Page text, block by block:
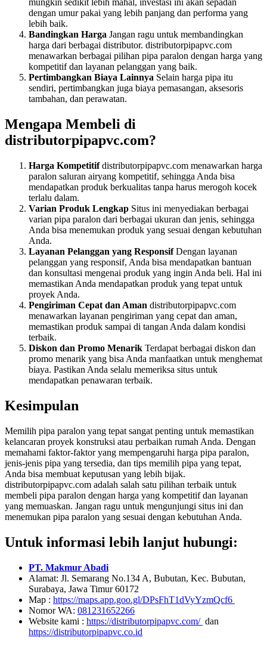
mungkin sedikit lebih mahal, investasi ini akan sepadan
dengan umur pakai yang lebih panjang dan performa yang
lebih baik.
Bandingkan Harga Jangan ragu untuk membandingkan
harga dari berbagai distributor. distributorpipapvc.com
menawarkan berbagai pilihan pipa paralon dengan harga yang
kompetitif dan layanan pelanggan yang baik.
Pertimbangkan Biaya Lainnya Selain harga pipa itu
sendiri, pertimbangkan juga biaya pemasangan, aksesoris
tambahan, dan perawatan.
Mengapa Membeli di
distributorpipapvc.com?
Harga Kompetitifdistributorpipapvc.com menawarkan harga
paralon saluran airyang kompetitif, sehingga Anda bisa
mendapatkan produk berkualitas tanpa harus merogoh kocek
terlalu dalam.
Varian Produk Lengkap Situs ini menyediakan berbagai
varian pipa paralon dari berbagai ukuran dan jenis, sehingga
Anda bisa menemukan produk yang sesuai dengan kebutuhan
Anda.
Layanan Pelanggan yang ResponsifDengan layanan
pelanggan yang responsif, Anda bisa mendapatkan bantuan
dan konsultasi mengenai produk yang ingin Anda beli. Hal ini
memastikan Anda mendapatkan produk yang tepat untuk
proyek Anda.
Pengiriman Cepat dan Aman distributorpipapvc.com
menawarkan layanan pengiriman yang cepat dan aman,
memastikan produk sampai di tangan Anda dalam kondisi
terbaik.
Diskon dan Promo Menarik Terdapat berbagai diskon dan
promo menarik yang bisa Anda manfaatkan untuk menghemat
biaya. Pastikan Anda selalu memeriksa situs untuk
mendapatkan penawaran terbaik.
Kesimpulan
Memilih pipa paralon yang tepat sangat penting untuk memastikan
kelancaran proyek konstruksi atau perbaikan rumah Anda. Dengan
memahami faktor-faktor yang mempengaruhi harga pipa paralon,
jenis-jenis pipa yang tersedia, dan tips memilih pipa yang tepat,
Anda bisa membuat keputusan yang lebih bijak.
distributorpipapvc.com adalah salah satu pilihan terbaik untuk
membeli pipa paralon dengan harga yang kompetitif dan layanan
yang memuaskan. Jangan ragu untuk mengunjungi situs ini dan
menemukan pipa paralon yang sesuai dengan kebutuhan Anda.
Untuk informasi lebih lanjut hubungi:
PT. Makmur Abadi
Alamat: Jl. Semarang No.134 A, Bubutan, Kec. Bubutan,
Surabaya, Jawa Timur 60172
Map : https://maps.app.goo.gl/DPsFhT1dVyYzmQcf6
Nomor WA: 081231652266
Website kami : https://distributorpipapvc.com/ dan
https://distributorpipapvc.co.id